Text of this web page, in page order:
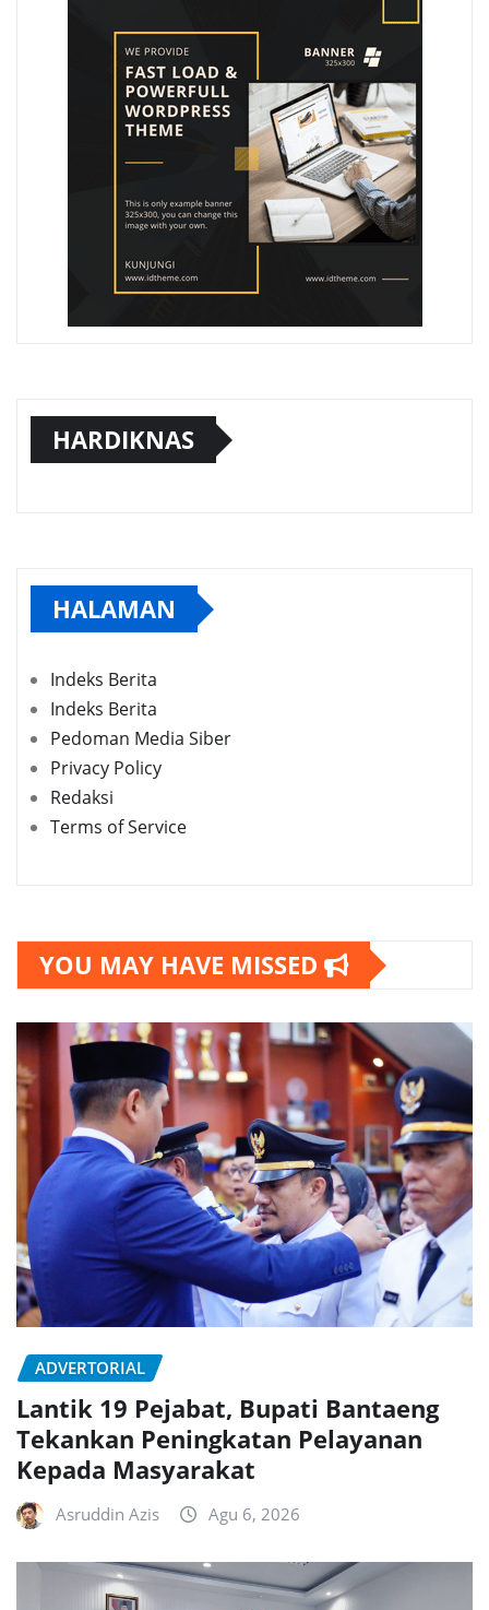
HARDIKNAS
HALAMAN
Indeks Berita
Indeks Berita
Pedoman Media Siber
Privacy Policy
Redaksi
Terms of Service
YOU MAY HAVE MISSED
ADVERTORIAL
Lantik 19 Pejabat, Bupati Bantaeng
Tekankan Peningkatan Pelayanan
Kepada Masyarakat
Asruddin Azis Agu 6, 2026